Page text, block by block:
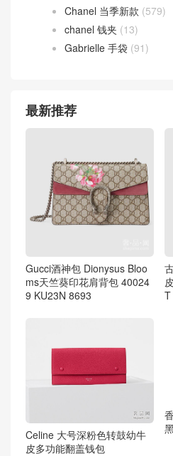
Chanel 当季新款 (579)
chanel 钱夹 (13)
Gabrielle 手袋 (91)
最新推荐
Gucci酒神包 Dionysus Bloo
ms天竺葵印花肩背包 40024
9 KU23N 8693
T
Celine 大号深粉色转鼓幼牛
皮多功能翻盖钱包